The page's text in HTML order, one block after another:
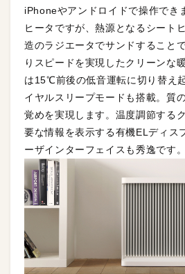
iPhoneやアンドロイドで操作でき
ヒータですが、熱源となるシート
造のラジエータでサンドすること
りスピードを実現したクリーンな
は15℃前後の低音運転に切り替え
イヤルスリープモードも搭載。質
覚めを実現します。温度調節する
要な情報を表示する有機ELディス
ーザインターフェイスも秀逸です。